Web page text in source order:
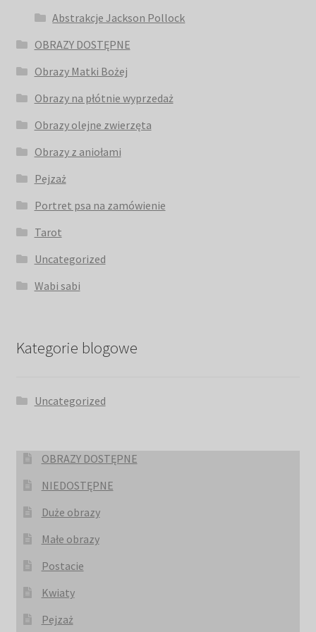
Abstrakcje Jackson Pollock
OBRAZY DOSTĘPNE
Obrazy Matki Bożej
Obrazy na płótnie wyprzedaż
Obrazy olejne zwierzęta
Obrazy z aniołami
Pejzaż
Portret psa na zamówienie
Tarot
Uncategorized
Wabi sabi
Kategorie blogowe
Uncategorized
OBRAZY DOSTĘPNE
NIEDOSTĘPNE
Duże obrazy
Małe obrazy
Postacie
Kwiaty
Pejzaż